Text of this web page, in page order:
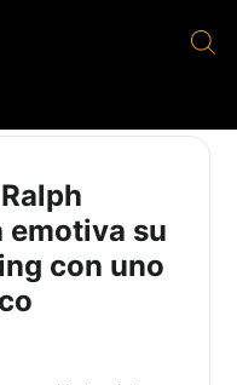
emotiva su
con uno